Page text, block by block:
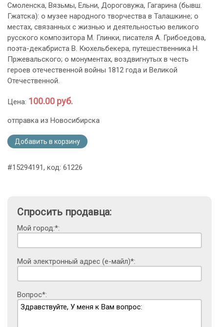
Смоленска, Вязьмы, Ельни, Дороговужа, Гагарина (бывш.
Гжатска): о музее народного творчества в Талашкине; о
местах, связанных с жизнью и деятельностью великого
русского композитора М. Глинки, писателя А. Грибоедова,
поэта-декабриста В. Кюхельбекера, путешественника Н.
Пржевальского; о монументах, воздвигнутых в честь
героев отечественной войны 1812 года и Великой
Отечественной.
Цена: 100.00 руб.
отправка из Новосибирска
Добавить в корзину
#15294191, код: 61226
Спросить продавца:
Мой город:*:
Мой электронный адрес (е-майл)*:
Вопрос*: